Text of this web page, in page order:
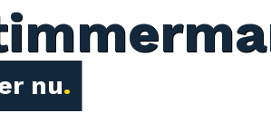
nu